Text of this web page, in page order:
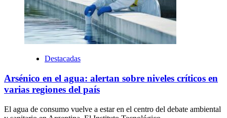
Destacadas
Arsénico en el agua: alertan sobre niveles críticos en
varias regiones del país
El agua de consumo vuelve a estar en el centro del debate ambiental